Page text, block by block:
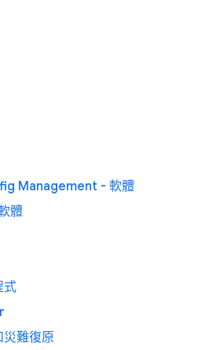
Management - 軟體
體
式
難復原